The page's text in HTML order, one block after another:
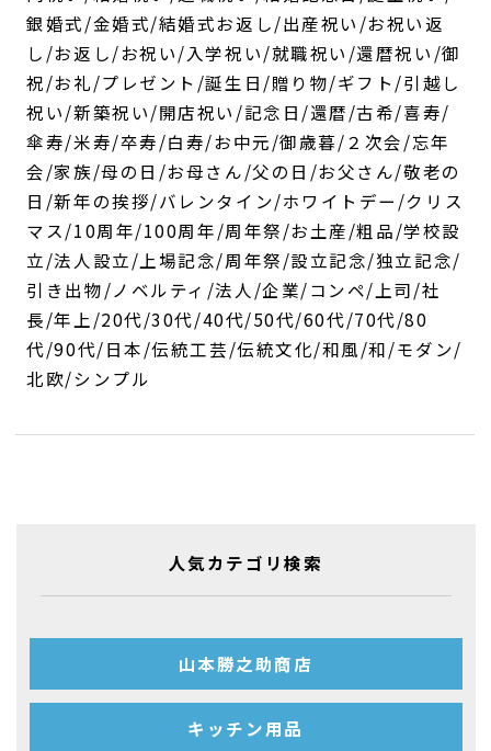
銀婚式/金婚式/結婚式お返し/出産祝い/お祝い返
し/お返し/お祝い/入学祝い/就職祝い/還暦祝い/御
祝/お礼/プレゼント/誕生日/贈り物/ギフト/引越し
祝い/新築祝い/開店祝い/記念日/還暦/古希/喜寿/
傘寿/米寿/卒寿/白寿/お中元/御歳暮/２次会/忘年
会/家族/母の日/お母さん/父の日/お父さん/敬老の
日/新年の挨拶/バレンタイン/ホワイトデー/クリス
マス/10周年/100周年/周年祭/お土産/粗品/学校設
立/法人設立/上場記念/周年祭/設立記念/独立記念/
引き出物/ノベルティ/法人/企業/コンペ/上司/社
長/年上/20代/30代/40代/50代/60代/70代/80
代/90代/日本/伝統工芸/伝統文化/和風/和/モダン/
北欧/シンプル
人気カテゴリ検索
山本勝之助商店
キッチン用品